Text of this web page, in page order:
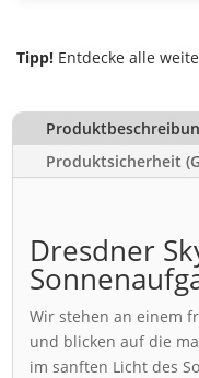
Tipp! Entdecke alle
Produktsicherheit
Dresdner
Wir stehen an einem
und blicken auf die
im sanften Licht des